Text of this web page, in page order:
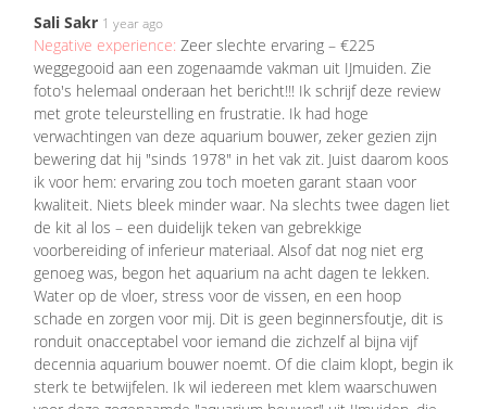
Sali Sakr 1 year ago
Negative experience: Zeer slechte ervaring – €225
weggegooid aan een zogenaamde vakman uit IJmuiden. Zie
foto's helemaal onderaan het bericht!!! Ik schrijf deze review
met grote teleurstelling en frustratie. Ik had hoge
verwachtingen van deze aquarium bouwer, zeker gezien zijn
bewering dat hij "sinds 1978" in het vak zit. Juist daarom koos
ik voor hem: ervaring zou toch moeten garant staan voor
kwaliteit. Niets bleek minder waar. Na slechts twee dagen liet
de kit al los – een duidelijk teken van gebrekkige
voorbereiding of inferieur materiaal. Alsof dat nog niet erg
genoeg was, begon het aquarium na acht dagen te lekken.
Water op de vloer, stress voor de vissen, en een hoop
schade en zorgen voor mij. Dit is geen beginnersfoutje, dit is
ronduit onacceptabel voor iemand die zichzelf al bijna vijf
decennia aquarium bouwer noemt. Of die claim klopt, begin ik
sterk te betwijfelen. Ik wil iedereen met klem waarschuwen